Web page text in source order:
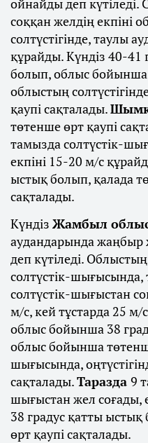
соққан желдің екпіні
солтүстігінде, таулы
құрайды. Күндіз 40-41
болып, облыс бойынша
облыстың
қаупі сақталады.
төтенше өрт қаупі
тамызда солтүстік-
екпіні 15-20 м/с
ыстық болып, қалада
сақталады.
Күндіз Жамбыл
аудандарында
деп күтіледі.
солтүстік-
солтүстік-шығыстан
м/с, кей тұстарда 25 м/
облыс бойынша 38
облыс бойынша
шығысында,
сақталады.Таразда 9
шығыстан жел соғады,
38 градус қатты
өрт қаупі сақталады.